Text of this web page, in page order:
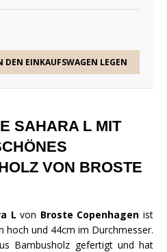
DEN EINKAUFSWAGEN LEGEN
SAHARA L MIT
VON BROSTE
Lvon Broste Copenhagen ist
hoch und 44cm im Durchmesser.
Bambusholz gefertigt und hat